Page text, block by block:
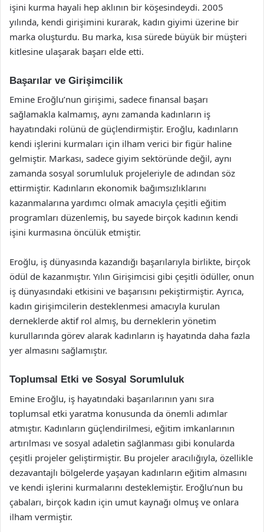
işini kurma hayali hep aklının bir köşesindeydi. 2005
yılında, kendi girişimini kurarak, kadın giyimi üzerine bir
marka oluşturdu. Bu marka, kısa sürede büyük bir müşteri
kitlesine ulaşarak başarı elde etti.
Başarılar ve Girişimcilik
Emine Eroğlu’nun girişimi, sadece finansal başarı
sağlamakla kalmamış, aynı zamanda kadınların iş
hayatındaki rolünü de güçlendirmiştir. Eroğlu, kadınların
kendi işlerini kurmaları için ilham verici bir figür haline
gelmiştir. Markası, sadece giyim sektöründe değil, aynı
zamanda sosyal sorumluluk projeleriyle de adından söz
ettirmiştir. Kadınların ekonomik bağımsızlıklarını
kazanmalarına yardımcı olmak amacıyla çeşitli eğitim
programları düzenlemiş, bu sayede birçok kadının kendi
işini kurmasına öncülük etmiştir.
Eroğlu, iş dünyasında kazandığı başarılarıyla birlikte, birçok
ödül de kazanmıştır. Yılın Girişimcisi gibi çeşitli ödüller, onun
iş dünyasındaki etkisini ve başarısını pekiştirmiştir. Ayrıca,
kadın girişimcilerin desteklenmesi amacıyla kurulan
derneklerde aktif rol almış, bu derneklerin yönetim
kurullarında görev alarak kadınların iş hayatında daha fazla
yer almasını sağlamıştır.
Toplumsal Etki ve Sosyal Sorumluluk
Emine Eroğlu, iş hayatındaki başarılarının yanı sıra
toplumsal etki yaratma konusunda da önemli adımlar
atmıştır. Kadınların güçlendirilmesi, eğitim imkanlarının
artırılması ve sosyal adaletin sağlanması gibi konularda
çeşitli projeler geliştirmiştir. Bu projeler aracılığıyla, özellikle
dezavantajlı bölgelerde yaşayan kadınların eğitim almasını
ve kendi işlerini kurmalarını desteklemiştir. Eroğlu’nun bu
çabaları, birçok kadın için umut kaynağı olmuş ve onlara
ilham vermiştir.